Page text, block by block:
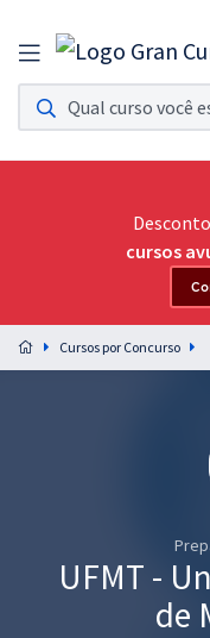
Assinatura Ilimitada
Acesso a todos os cursos.
Assinatura OAB Até
Acesso ilimitado a toda
Preparação completa e
residências em saúde do Brasil
cursos
Cursos por Concurso
UFMT -
de